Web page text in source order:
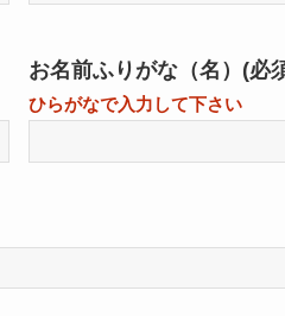
お名前ふりがな（名） (必
ひらがなで入力して下さい